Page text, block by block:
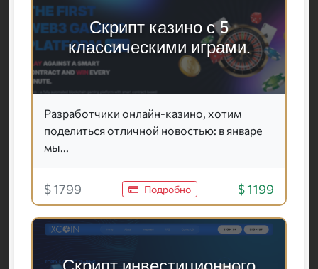
Скрипт казино с 5
классическими играми.
Разработчики онлайн-казино, хотим
поделиться отличной новостью: в январе
мы...
$ 1799 Подробно $ 1199